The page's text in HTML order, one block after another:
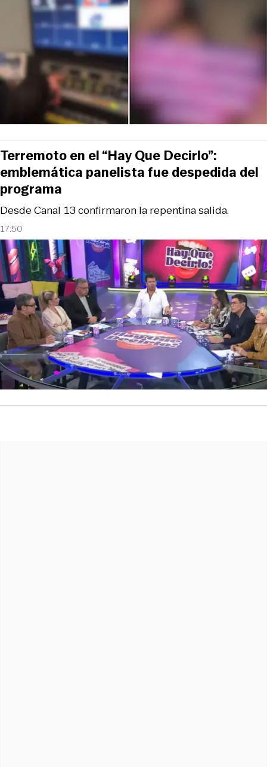
17:50
Desde Canal 13 confirmaron la repentina salida.
Terremoto en el “Hay Que Decirlo”:
emblemática panelista fue despedida del
programa